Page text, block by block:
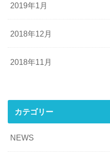
2019年1月
2018年12月
2018年11月
カテゴリー
NEWS